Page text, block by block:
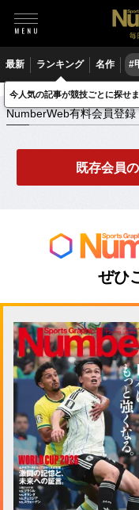
毎
最新 ランキング 名作 #
NumberWeb有料会員登録・ロ
NumberWeb有料会員登録
既存会員
ぜひ
今人気の記事が競技ごとに探せ